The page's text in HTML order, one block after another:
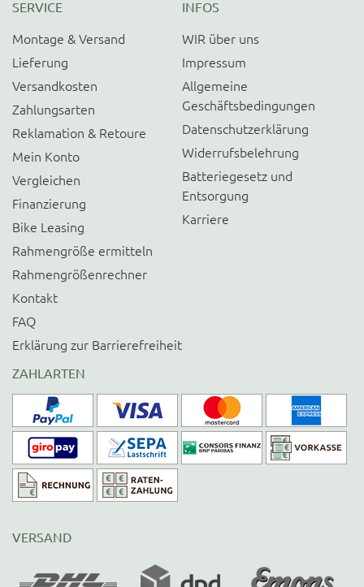
SERVICE
Montage & Versand
Lieferung
Versandkosten
Zahlungsarten
Reklamation & Retoure
Mein Konto
Vergleichen
Finanzierung
Bike Leasing
Rahmengröße ermitteln
Rahmengrößenrechner
Kontakt
FAQ
Erklärung zur Barrierefreiheit
INFOS
WIR über uns
Impressum
Allgemeine
Geschäftsbedingungen
Datenschutzerklärung
Widerrufsbelehrung
Batteriegesetz und
Entsorgung
Karriere
ZAHLARTEN
VERSAND